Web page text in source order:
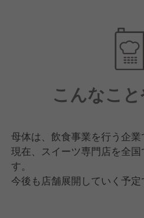
こんなこ
母体は、飲食事業を行う企業
現在、スイーツ専門店を全
す。
今後も店舗展開していく予定
今回は、人員強化のため、